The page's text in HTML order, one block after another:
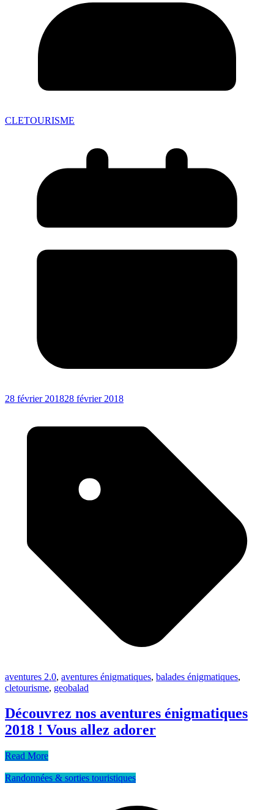
CLETOURISME
28 février 201828 février 2018
aventures 2.0, aventures énigmatiques, balades énigmatiques,
cletourisme, geobalad
Découvrez nos aventures énigmatiques
2018 ! Vous allez adorer
Read More
Randonnées & sorties touristiques